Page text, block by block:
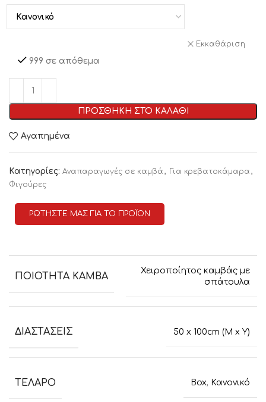
Εκκαθάριση
999 σε απόθεμα
ΠΡΟΣΘΗΚΗ ΣΤΟ ΚΑΛΑΘΙ
Αγαπημένα
Κατηγορίες: Αναπαραγωγές σε καμβά , Για κρεβατοκάμαρα ,
Φιγούρες
ΡΩΤΗΣΤΕ ΜΑΣ ΓΙΑ ΤΟ ΠΡΟΪΟΝ
ΠΟΙΟΤΗΤΑ ΚΑΜΒΑ
Χειροποίητος καμβάς με
σπάτουλα
ΔΙΑΣΤΑΣΕΙΣ 50 x 100cm (M x Y)
ΤΕΛΑΡΟ Box, Κανονικό